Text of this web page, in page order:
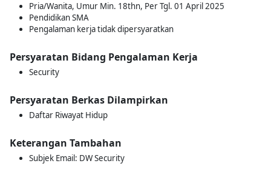
Pria/Wanita, Umur Min. 18thn, Per Tgl. 01 April 2025
Pendidikan SMA
Pengalaman kerja tidak dipersyaratkan
Persyaratan Bidang Pengalaman Kerja
Security
Persyaratan Berkas Dilampirkan
Daftar Riwayat Hidup
Keterangan Tambahan
Subjek Email: DW Security